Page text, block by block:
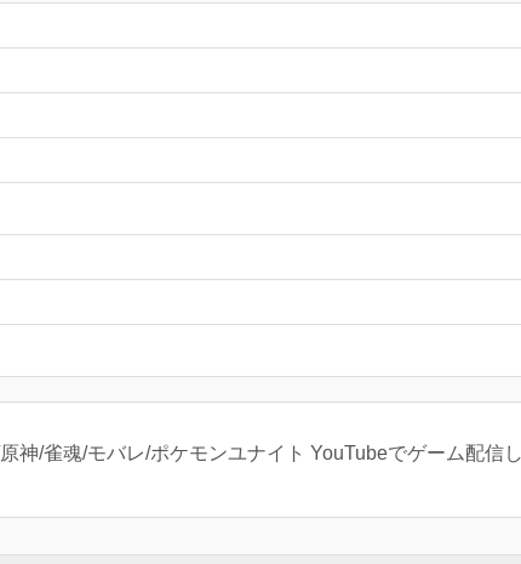
神/雀魂/モバレ/ポケモンユナイト YouTubeでゲーム配信